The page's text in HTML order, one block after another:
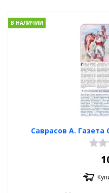
Саврасов А. Газета
В НАЛИЧИИ